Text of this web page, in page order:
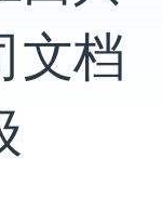
EXPAND
文档